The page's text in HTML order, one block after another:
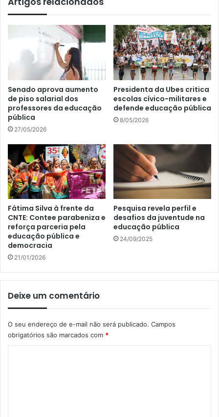
Senado aprova aumento
de piso salarial dos
professores da educação
pública
27/05/2026
Presidenta da Ubes critica
escolas cívico-militares e
defende educação pública
8/05/2026
Fátima Silva à frente da
CNTE: Contee parabeniza e
reforça parceria pela
educação pública e
democracia
21/01/2026
Pesquisa revela perfil e
desafios da juventude na
educação pública
24/09/2025
Deixe um comentário
O seu endereço de e-mail não será publicado. Campos
obrigatórios são marcados com *